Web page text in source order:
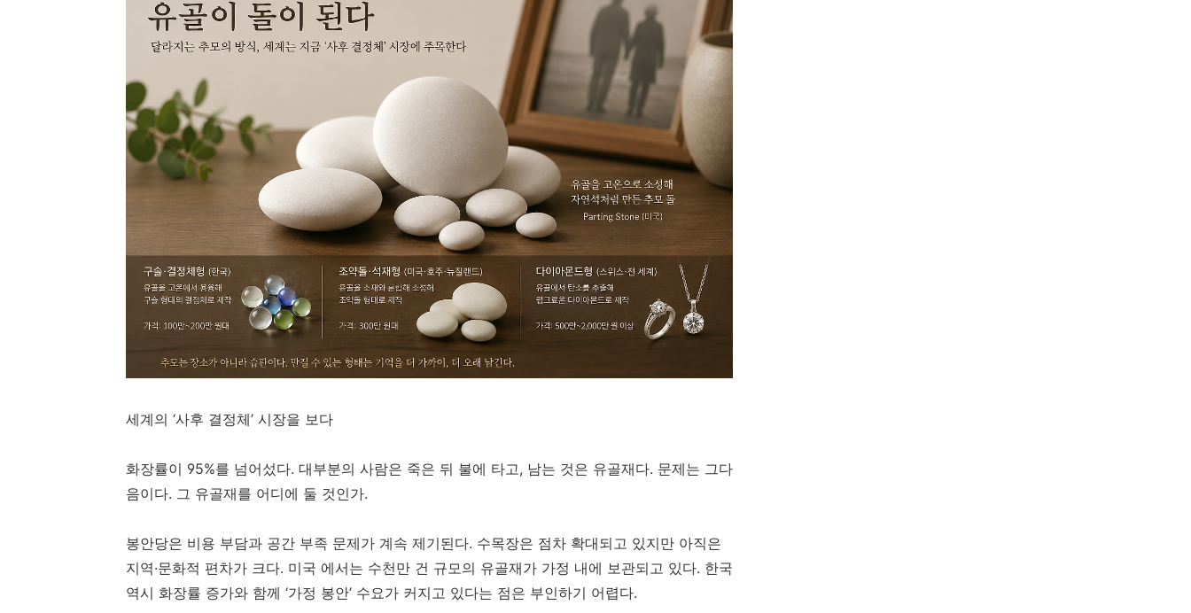
세계의 ‘사후 결정체’ 시장을 보다
화장률이 95%를 넘어섰다. 대부분의 사람은 죽은 뒤 불에 타고, 남는 것은 유골재다. 문제는 그다
음이다. 그 유골재를 어디에 둘 것인가.
봉안당은 비용 부담과 공간 부족 문제가 계속 제기된다. 수목장은 점차 확대되고 있지만 아직은
지역·문화적 편차가 크다. 미국 에서는 수천만 건 규모의 유골재가 가정 내에 보관되고 있다. 한국
역시 화장률 증가와 함께 ‘가정 봉안’ 수요가 커지고 있다는 점은 부인하기 어렵다.